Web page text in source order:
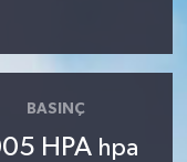
BASINÇ
HPA hpa